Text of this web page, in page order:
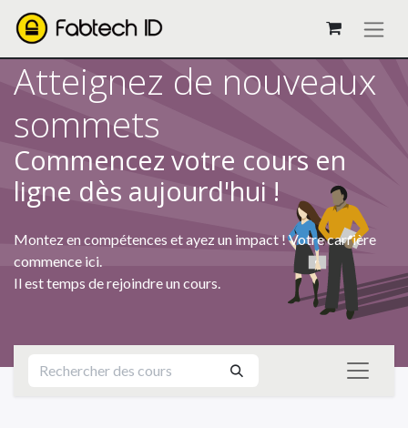
Atteignez de nouveaux
sommets
Commencez votre cours en
ligne dès aujourd'hui !
Montez en compétences et ayez un impact ! Votre carrière
commence ici.
Il est temps de rejoindre un cours.